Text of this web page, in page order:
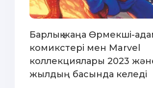
Барлық жаңа Өрмекші-
комикстері мен Marvel
коллекциялары 2023
жылдың басында келеді